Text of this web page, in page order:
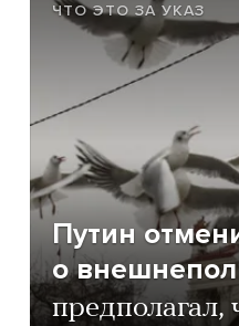
ЧТО ЭТО ЗА УКАЗ
Путин
о